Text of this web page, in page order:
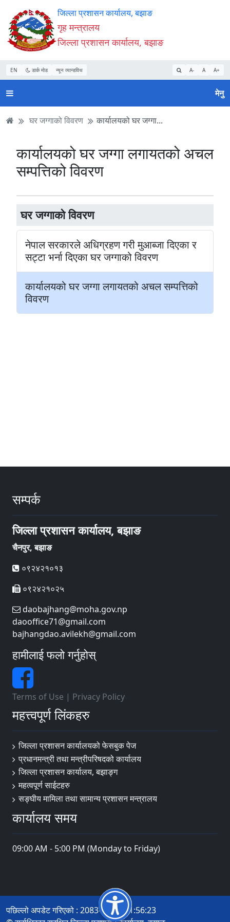
Accessibility
Mode
सुरु
गर्नुहोस्
सामाग्री
पढ्नुहाेस्
नेभिगेसन
पढ्नुहाेस्
वेबसाइट
खोजमा
जानुहोस्
जिल्ला प्रशासन कार्यालय, बझाङ
गृह मन्त्रालय
जिल्ला प्रशासन कार्यालय, बझाङ
EN डार्क मोड न्यून व्यान्डविथ A- A A+
मेनु
घर जग्गाको विवरण कार्यालयको घर जग्गा...
घर जग्गाको विवरण
नेपाल सरकारले अधिग्रहण गरी मुआब्जा दिएका र
सट्टा भर्ना दिएका घर जग्गाको विवरण
कार्यालयको घर जग्गा लगायतको अचल सम्पत्तिको
विवरण
कार्यालयको घर जग्गा लगायतको अचल
सम्पत्तिको विवरण
सम्पर्क
जिल्ला प्रशासन कार्यालय, बझाङ
चैनपुर, बझाङ
०९२४२१०१३
०९२४२१०२५
daobajhang@moha.gov.np
daooffice71@gmail.com
bajhangdao.avilekh@gmail.com
हामीलाई फलो गर्नुहोस्
Terms of Use | Privacy Policy
महत्त्वपूर्ण लिंकहरु
जिल्ला प्रशासन कार्यालयको फेसबुक पेज
प्रधानमन्त्री तथा मन्त्रीपरिषदको कार्यालय
जिल्ला प्रशासन कार्यालय, बझाङ्ग
महत्वपूर्ण साईटहरु
सङ्घीय मामिला तथा सामान्य प्रशासन मन्त्रालय
कार्यालय समय
09:00 AM - 5:00 PM (Monday to Friday)
पछिल्लो अपडेट गरिएको : 2083-04-05 11:56:23